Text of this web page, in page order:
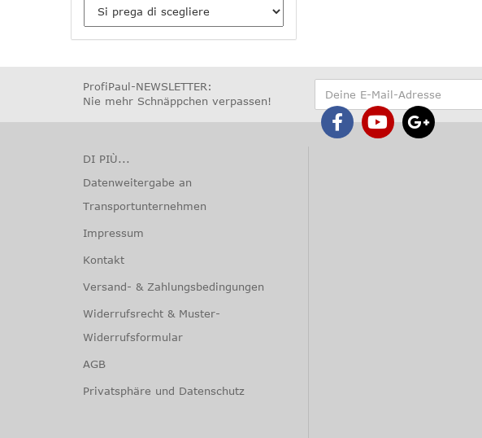
ProfiPaul-NEWSLETTER:
Nie mehr Schnäppchen verpassen!
DI PIÙ...
Datenweitergabe an
Transportunternehmen
Impressum
Kontakt
Versand- & Zahlungsbedingungen
Widerrufsrecht & Muster-
Widerrufsformular
AGB
Privatsphäre und Datenschutz